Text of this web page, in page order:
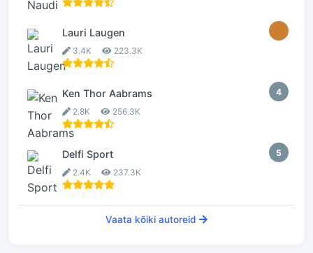
Lauri Laugen
3.4K 223.3K
4
Ken Thor Aabrams
2.8K 256.3K
5
Delfi Sport
2.4K 237.3K
Vaata kõiki autoreid